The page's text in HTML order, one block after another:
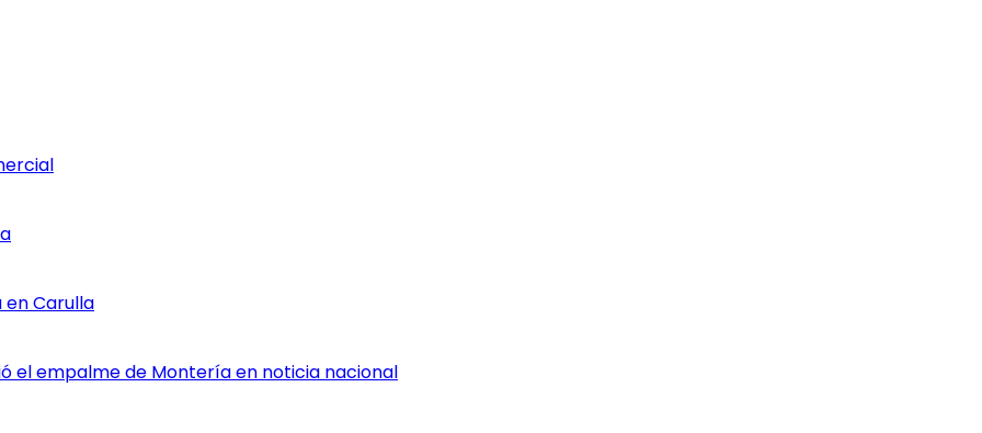
Carulla
el empalme de Montería en noticia nacional